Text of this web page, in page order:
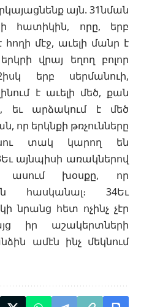
այն. 31նման
հատիկին, որը, երբ
հողի մէջ, աւելի մանր է
վրայ եղող բոլոր
երբ սերմանուի,
է աւելի մեծ, քան
եւ արձակում է մեծ
որ երկնքի թռչունները
տակ կարող են
այնպիսի առակներով
ասում խօսքը, որ
հասկանալ։ 34Եւ
նրանց հետ ոչինչ չէր
իր աշակերտների
ամէն ինչ մեկնում